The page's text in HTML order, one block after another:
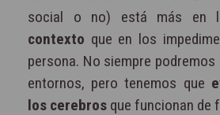
social o no) está más en
contexto que en los
persona. No siempre
entornos, pero tenemos que
los cerebros que funcionan de